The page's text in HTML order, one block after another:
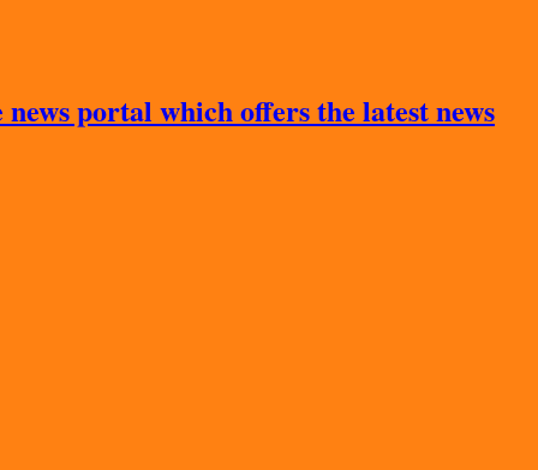
portal which offers the latest news